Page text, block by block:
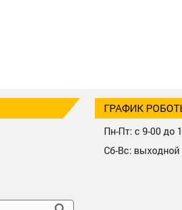
ГРАФИК
Пн-Пт: с 9-00 до
Сб-Вс: выходной